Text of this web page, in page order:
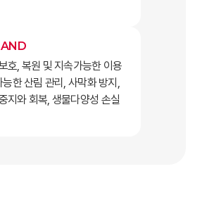
호, 복원 및 지속가능한 이용
한 산림 관리, 사막화 방지,
지와 회복, 생물다양성 손실